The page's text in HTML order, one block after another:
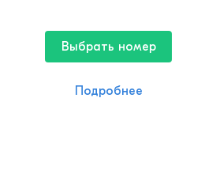
Выбрать номер
Подробнее